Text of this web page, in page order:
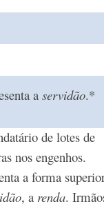
a servidão.*
de lotes de
nos engenhos.
a forma
, a renda.